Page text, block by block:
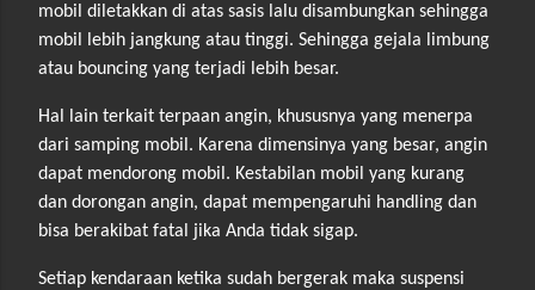
mobil diletakkan di atas sasis lalu disambungkan sehingga
mobil lebih jangkung atau tinggi. Sehingga gejala limbung
atau bouncing yang terjadi lebih besar.
Hal lain terkait terpaan angin, khususnya yang menerpa
dari samping mobil. Karena dimensinya yang besar, angin
dapat mendorong mobil. Kestabilan mobil yang kurang
dan dorongan angin, dapat mempengaruhi handling dan
bisa berakibat fatal jika Anda tidak sigap.
Setiap kendaraan ketika sudah bergerak maka suspensi